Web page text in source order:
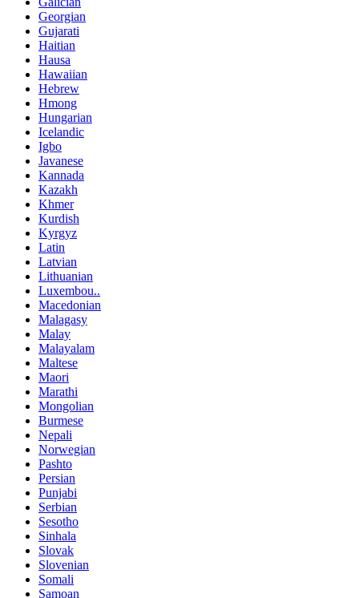
Georgian
Gujarati
Haitian
Hausa
Hawaiian
Hebrew
Hmong
Hungarian
Icelandic
Igbo
Javanese
Kannada
Kazakh
Khmer
Kurdish
Kyrgyz
Latin
Latvian
Lithuanian
Luxembou..
Macedonian
Malagasy
Malay
Malayalam
Maltese
Maori
Marathi
Mongolian
Burmese
Nepali
Norwegian
Pashto
Persian
Punjabi
Serbian
Sesotho
Sinhala
Slovak
Slovenian
Somali
Samoan